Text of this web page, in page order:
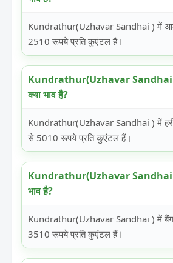
Kundrathur(Uzhavar Sandhai ) में
2510 रूपये प्रति कुएंटल हैं।
Kundrathur(Uzhavar Sandhai )
क्या भाव है?
Kundrathur(Uzhavar Sandhai ) में हरी
से 5010 रूपये प्रति कुएंटल हैं।
Kundrathur(Uzhavar Sandhai )
भाव है?
Kundrathur(Uzhavar Sandhai ) में
3510 रूपये प्रति कुएंटल हैं।